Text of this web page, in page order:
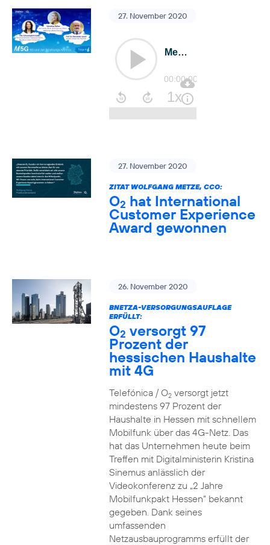
27. November 2020
27. November 2020
ZITAT WOLFGANG METZE, CCO:
O2 hat International
Customer Experience
Award gewonnen
26. November 2020
BNETZA-VERSORGUNGSAUFLAGE
ERFÜLLT:
O2 versorgt 97
Prozent der
hessischen Haushalte
mit 4G
Telefónica / O2versorgt jetzt
mindestens 97 Prozent der
Haushalte in Hessen mit schnellem
Mobilfunk über das 4G-Netz. Das
hat das Unternehmen heute beim
Treffen mit Digitalministerin Kristina
Sinemus anlässlich der
Videokonferenz zu „2 Jahre
Mobilfunkpakt Hessen“ bekannt
gegeben. Dank seines
umfassenden
Netzausbauprogramms erfüllt der